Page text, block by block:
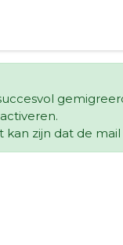
zijn dat de